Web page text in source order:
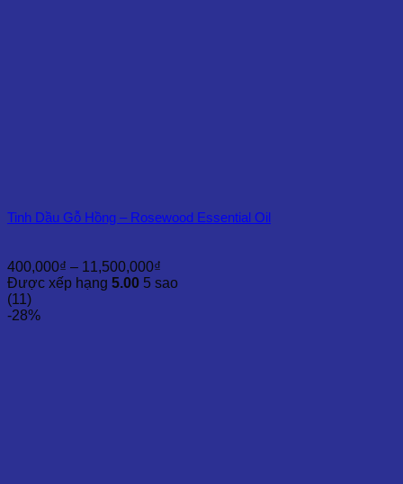
Tinh Dầu Gỗ Hồng – Rosewood Essential Oil
400,000₫ – 11,500,000₫
giá:
Được xếp hạng 5.00 5 sao
(11)
-28%